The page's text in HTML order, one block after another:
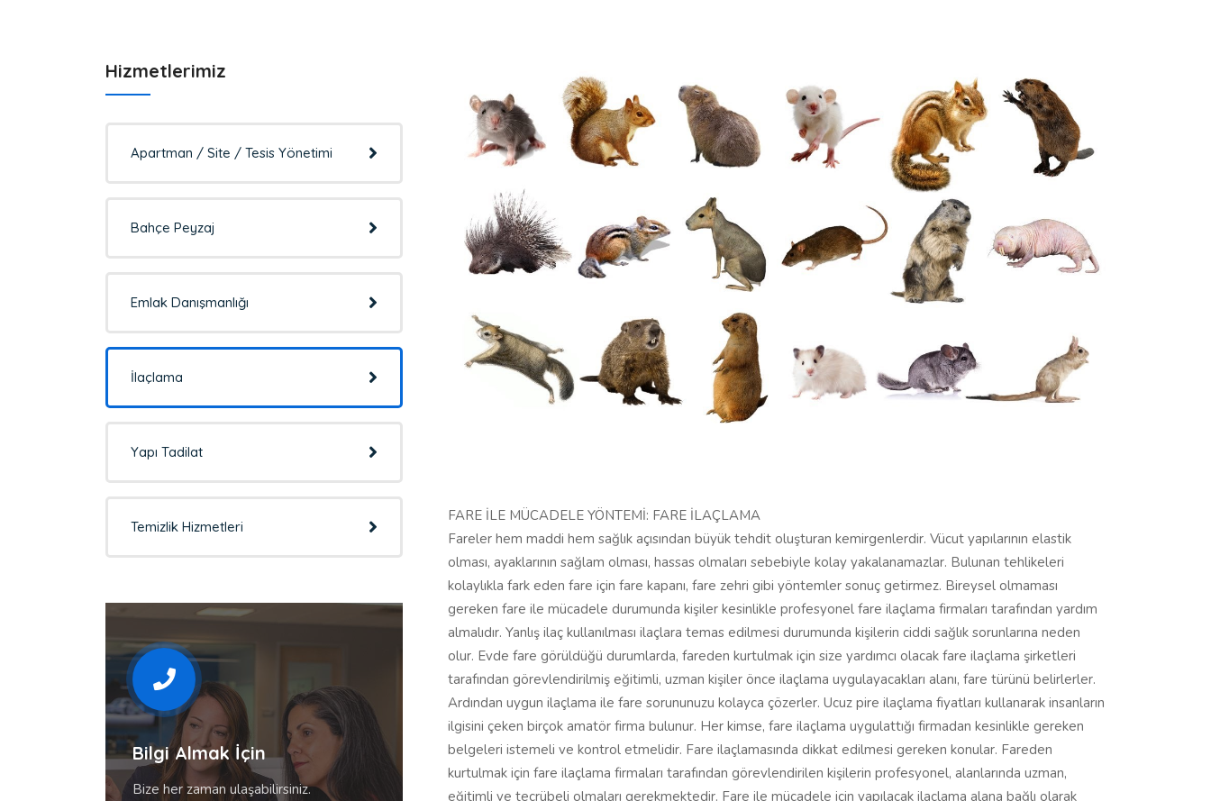
Hizmetlerimiz
Apartman / Site / Tesis Yönetimi
Bahçe Peyzaj
Emlak Danışmanlığı
İlaçlama
Yapı Tadilat
Temizlik Hizmetleri
Bilgi Almak İçin
Bize her zaman ulaşabilirsiniz.
FARE İLE MÜCADELE YÖNTEMİ: FARE İLAÇLAMA
Fareler hem maddi hem sağlık açısından büyük tehdit oluşturan kemirgenlerdir. Vücut yapılarının elastik
olması, ayaklarının sağlam olması, hassas olmaları sebebiyle kolay yakalanamazlar. Bulunan tehlikeleri
kolaylıkla fark eden fare için fare kapanı, fare zehri gibi yöntemler sonuç getirmez. Bireysel olmaması
gereken fare ile mücadele durumunda kişiler kesinlikle profesyonel fare ilaçlama firmaları tarafından yardım
almalıdır. Yanlış ilaç kullanılması ilaçlara temas edilmesi durumunda kişilerin ciddi sağlık sorunlarına neden
olur. Evde fare görüldüğü durumlarda, fareden kurtulmak için size yardımcı olacak fare ilaçlama şirketleri
tarafından görevlendirilmiş eğitimli, uzman kişiler önce ilaçlama uygulayacakları alanı, fare türünü belirlerler.
Ardından uygun ilaçlama ile fare sorununuzu kolayca çözerler. Ucuz pire ilaçlama fiyatları kullanarak insanların
ilgisini çeken birçok amatör firma bulunur. Her kimse, fare ilaçlama uygulattığı firmadan kesinlikle gereken
belgeleri istemeli ve kontrol etmelidir. Fare ilaçlamasında dikkat edilmesi gereken konular. Fareden
kurtulmak için fare ilaçlama firmaları tarafından görevlendirilen kişilerin profesyonel, alanlarında uzman,
eğitimli ve tecrübeli olmaları gerekmektedir. Fare ile mücadele için yapılacak ilaçlama alana bağlı olarak